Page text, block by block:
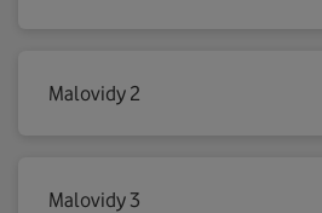
Malovidy 2
Malovidy 3